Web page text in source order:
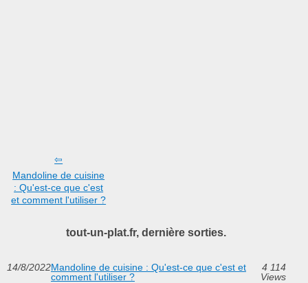
Mandoline de cuisine
: Qu'est-ce que c'est
et comment l'utiliser ?
tout-un-plat.fr, dernière sorties.
14/8/2022Mandoline de cuisine : Qu'est-ce que c'est et
comment l'utiliser ?
4 114
Views